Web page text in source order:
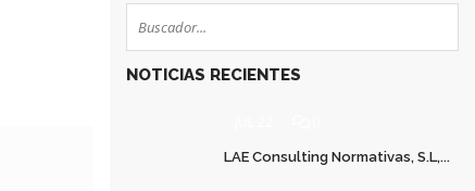
NOTICIAS RECIENTES
LAE Consulting Normativas, S.L,...